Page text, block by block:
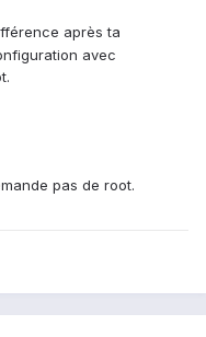
après ta
avec
pas de root.